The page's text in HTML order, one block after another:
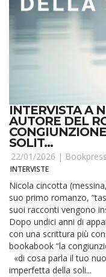
INTERVISTA A
AUTORE DEL
SOLIT...
22/01/2026 | Bookpress
INTERVISTE
Nicola cincotta
suo primo romanzo,
suoi racconti vengono
Dopo undici anni di
con una scrittura più
bookabook “la
«di cosa parla il tuo
imperfetta della soli...